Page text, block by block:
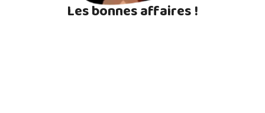
Les bonnes affaires !